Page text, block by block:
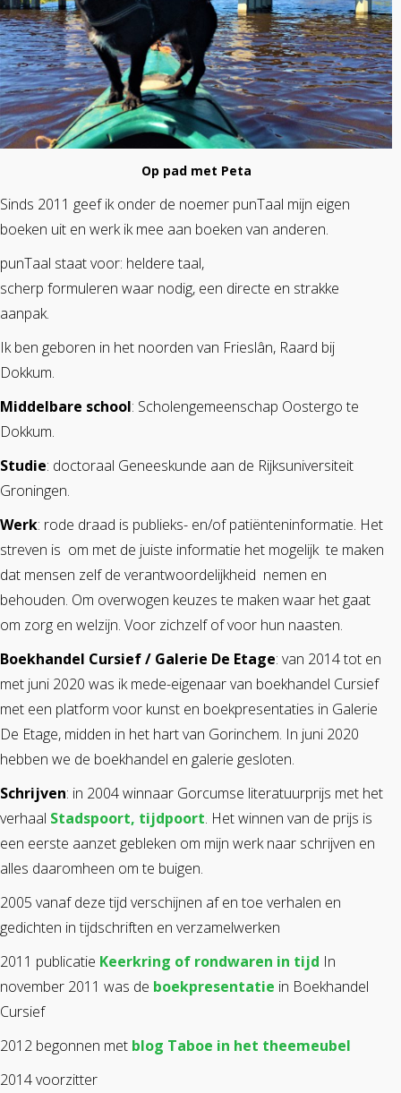
Op pad met Peta
Sinds 2011 geef ik onder de noemer punTaal mijn eigen
boeken uit en werk ik mee aan boeken van anderen.
punTaal staat voor: heldere taal,
scherp formuleren waar nodig, een directe en strakke
aanpak.
Ik ben geboren in het noorden van Frieslân, Raard bij
Dokkum.
Middelbare school: Scholengemeenschap Oostergo te
Dokkum.
Studie: doctoraal Geneeskunde aan de Rijksuniversiteit
Groningen.
Werk: rode draad is publieks- en/of patiënteninformatie. Het
streven is om met de juiste informatie het mogelijk te maken
dat mensen zelf de verantwoordelijkheid nemen en
behouden. Om overwogen keuzes te maken waar het gaat
om zorg en welzijn. Voor zichzelf of voor hun naasten.
Boekhandel Cursief / Galerie De Etage: van 2014 tot en
met juni 2020 was ik mede-eigenaar van boekhandel Cursief
met een platform voor kunst en boekpresentaties in Galerie
De Etage, midden in het hart van Gorinchem. In juni 2020
hebben we de boekhandel en galerie gesloten.
Schrijven: in 2004 winnaar Gorcumse literatuurprijs met het
verhaal Stadspoort, tijdpoort. Het winnen van de prijs is
een eerste aanzet gebleken om mijn werk naar schrijven en
alles daaromheen om te buigen.
2005 vanaf deze tijd verschijnen af en toe verhalen en
gedichten in tijdschriften en verzamelwerken
2011 publicatie Keerkring of rondwaren in tijd In
november 2011 was de boekpresentatie in Boekhandel
Cursief
2012 begonnen met blog Taboe in het theemeubel
2014 voorzitter